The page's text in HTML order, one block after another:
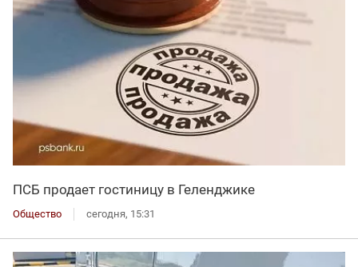
ПСБ продает гостиницу в Геленджике
Общество сегодня, 15:31